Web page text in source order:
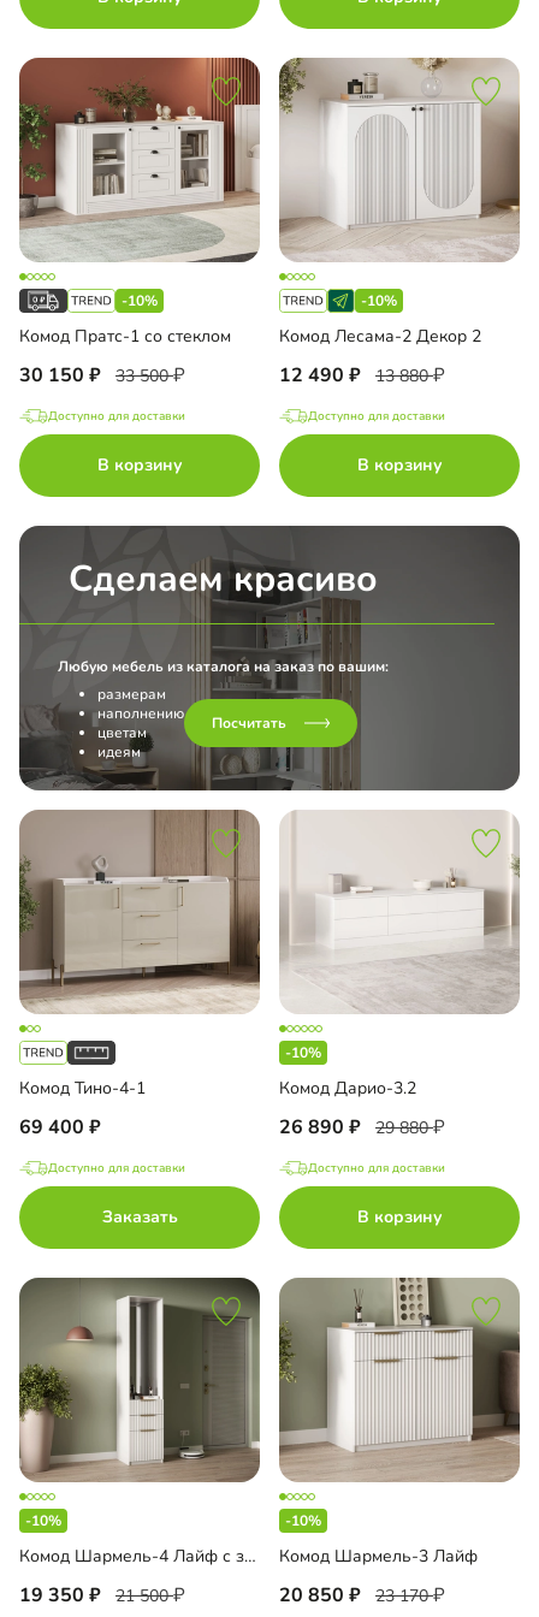
-10%
Комод Пратс-1 со стеклом
30 150 33 500
Доступно для доставки
В корзину
-10%
Комод Лесама-2 Декор 2
12 490 13 880
Доступно для доставки
В корзину
Сделаем красиво
Любую мебель из каталога на заказ по вашим:
размерам
наполнению
цветам
идеям
Посчитать
Комод Тино-4-1
69 400
Доступно для доставки
Заказать
-10%
Комод Дарио-3.2
26 890 29 880
Доступно для доставки
В корзину
-10%
Комод Шармель-4 Лайф с зеркалом
19 350 21 500
-10%
Комод Шармель-3 Лайф
20 850 23 170